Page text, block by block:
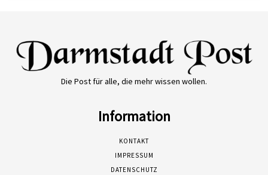
Die Post für alle, die mehr wissen wollen.
Information
KONTAKT
IMPRESSUM
DATENSCHUTZ